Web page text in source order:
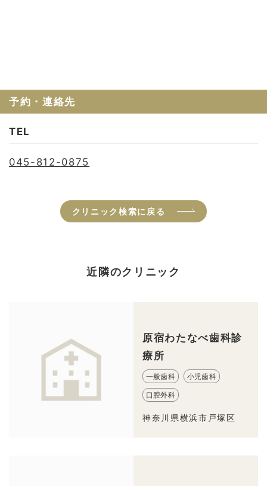
予約・連絡先
TEL
045-812-0875
クリニック検索に戻る
近隣のクリニック
原宿わたなべ歯科診
療所
一般歯科 小児歯科
口腔外科
神奈川県横浜市戸塚区